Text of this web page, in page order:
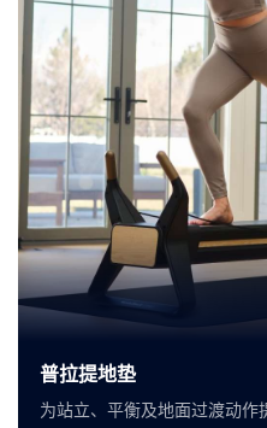
普拉提地垫
为站立、平衡及地面过渡动